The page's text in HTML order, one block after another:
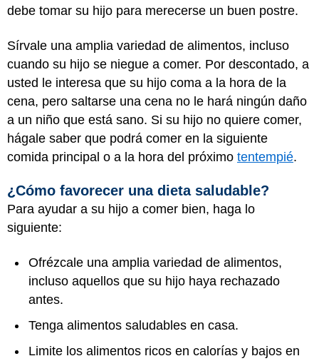
debe tomar su hijo para merecerse un buen postre.
Sírvale una amplia variedad de alimentos, incluso
cuando su hijo se niegue a comer. Por descontado, a
usted le interesa que su hijo coma a la hora de la
cena, pero saltarse una cena no le hará ningún daño
a un niño que está sano. Si su hijo no quiere comer,
hágale saber que podrá comer en la siguiente
comida principal o a la hora del próximo tentempié.
¿Cómo favorecer una dieta saludable?
Para ayudar a su hijo a comer bien, haga lo
siguiente:
Ofrézcale una amplia variedad de alimentos,
incluso aquellos que su hijo haya rechazado
antes.
Tenga alimentos saludables en casa.
Limite los alimentos ricos en calorías y bajos en